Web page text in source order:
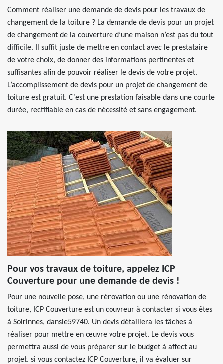
Comment réaliser une demande de devis pour les travaux de
changement de la toiture ? La demande de devis pour un projet
de changement de la couverture d’une maison n’est pas du tout
difficile. Il suffit juste de mettre en contact avec le prestataire
de votre choix, de donner des informations pertinentes et
suffisantes afin de pouvoir réaliser le devis de votre projet.
L’accomplissement de devis pour un projet de changement de
toiture est gratuit. C’est une prestation faisable dans une courte
durée, rectifiable en cas de nécessité et sans engagement.
Pour vos travaux de toiture, appelez ICP
Couverture pour une demande de devis !
Pour une nouvelle pose, une rénovation ou une rénovation de
toiture, ICP Couverture est un couvreur à contacter si vous êtes
à Solrinnes, dansle59740. Un devis détaillera les tâches à
réaliser pour mettre en œuvre votre projet. Le devis vous
permettra aussi de vous préparer sur le budget à affect au
projet. si vous contactez ICP Couverture, il va évaluer sur